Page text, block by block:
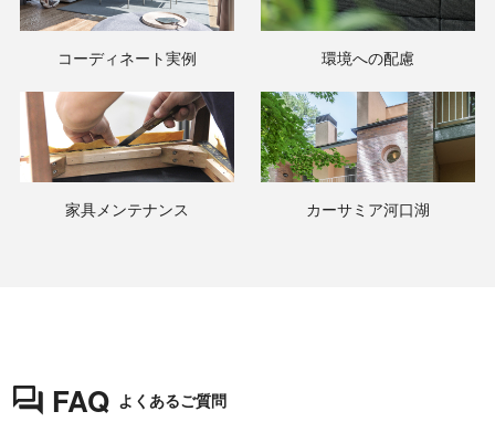
コーディネート実例 環境への配慮
家具メンテナンス カーサミア河口湖
FAQ よくあるご質問